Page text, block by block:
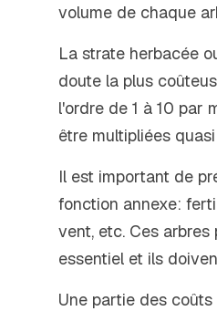
volume de chaque
La strate herbacée
doute la plus
l'ordre de 1 à 10 par
être multipliées
Il est important de
fonction annexe:
vent, etc. Ces
essentiel et ils
Une partie des